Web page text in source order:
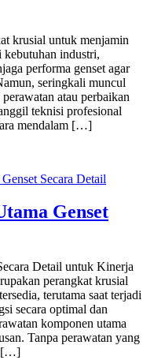
krusial untuk menjamin
industri,
performa genset agar
seringkali muncul
atau perbaikan
teknisi profesional
mendalam […]
Genset
Detail untuk Kinerja
perangkat krusial
terutama saat terjadi
secara optimal dan
komponen utama
Tanpa perawatan yang
[…]